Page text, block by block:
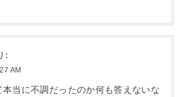
:
AM
当に不調だったのか何も答えないな